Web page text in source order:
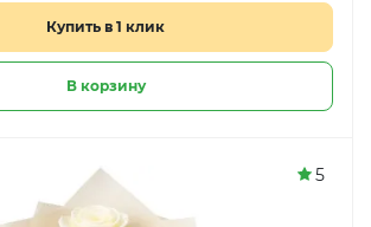
Купить в 1 клик
В корзину
5